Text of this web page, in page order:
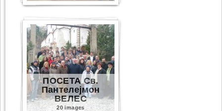
ПОСЕТА Св.
Пантелејмон
ВЕЛЕС
20 images